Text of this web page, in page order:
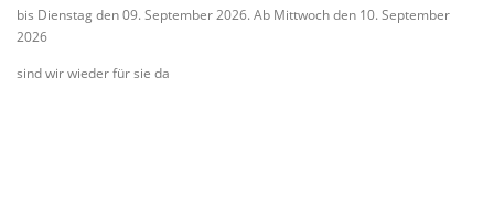
bis Dienstag den 09. September 2026. Ab Mittwoch den 10. September
2026
sind wir wieder für sie da